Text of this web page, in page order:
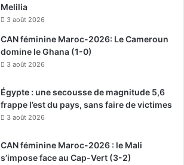
Melilia
3 août 2026
CAN féminine Maroc-2026: Le Cameroun
domine le Ghana (1-0)
3 août 2026
Égypte : une secousse de magnitude 5,6
frappe l’est du pays, sans faire de victimes
3 août 2026
CAN féminine Maroc-2026 : le Mali
s’impose face au Cap-Vert (3-2)